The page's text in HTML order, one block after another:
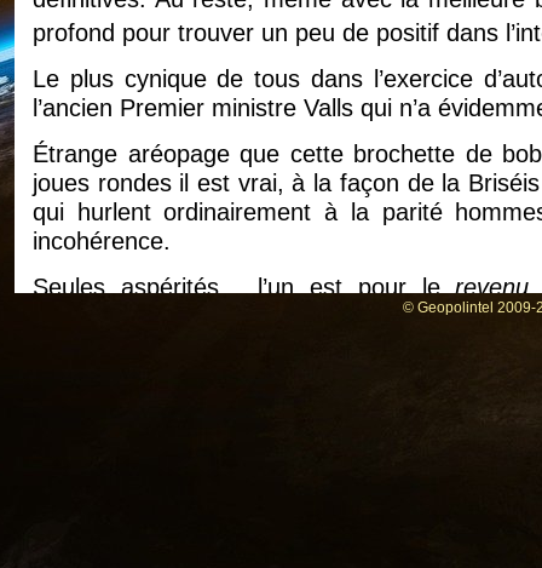
profond pour trouver un peu de positif dans
Le plus cynique de tous dans l’exercice
l’ancien Premier ministre Valls qui n’a
Étrange aréopage que cette brochette de
joues rondes il est vrai, à la façon de la
qui hurlent ordinairement à la parité
incohérence.
Seules aspérités… l’un est pour lerevenu
trouvailles avec cette autre coquecigrue,
© Geopolintel 2009-